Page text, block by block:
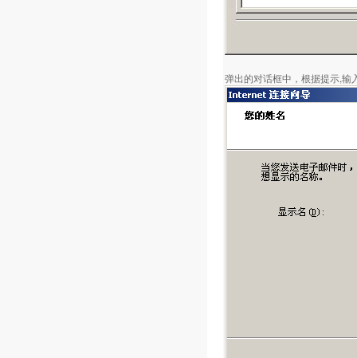
弹出的对话框中，根据提示,输